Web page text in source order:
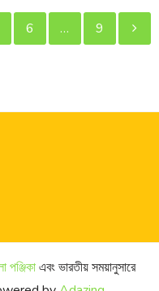
6 … 9
পঞ্জিকাএবং ভারতীয় সময়ানুসারে